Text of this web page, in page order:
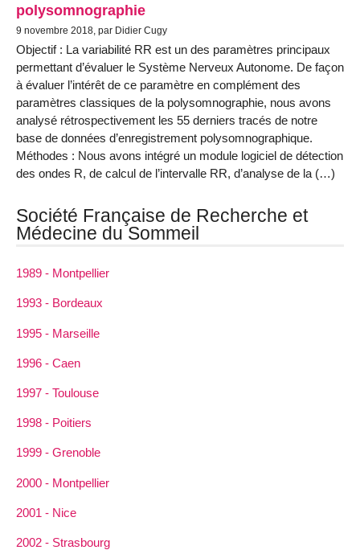
polysomnographie
9 novembre 2018, par Didier Cugy
Objectif : La variabilité RR est un des paramètres principaux
permettant d’évaluer le Système Nerveux Autonome. De façon
à évaluer l’intérêt de ce paramètre en complément des
paramètres classiques de la polysomnographie, nous avons
analysé rétrospectivement les 55 derniers tracés de notre
base de données d’enregistrement polysomnographique.
Méthodes : Nous avons intégré un module logiciel de détection
des ondes R, de calcul de l’intervalle RR, d’analyse de la (…)
Société Française de Recherche et
Médecine du Sommeil
1989 - Montpellier
1993 - Bordeaux
1995 - Marseille
1996 - Caen
1997 - Toulouse
1998 - Poitiers
1999 - Grenoble
2000 - Montpellier
2001 - Nice
2002 - Strasbourg